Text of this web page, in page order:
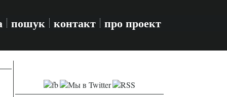
пошук контакт про проект